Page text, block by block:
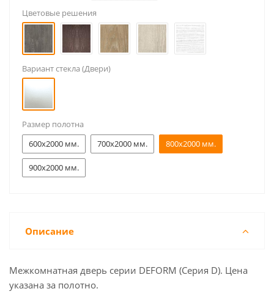
Цветовые решения
Вариант стекла (Двери)
Размер полотна
600x2000 мм.
700x2000 мм. 800x2000 мм.
900x2000 мм.
Описание
Межкомнатная дверь серии DEFORM (Серия D). Цена
указана за полотно.